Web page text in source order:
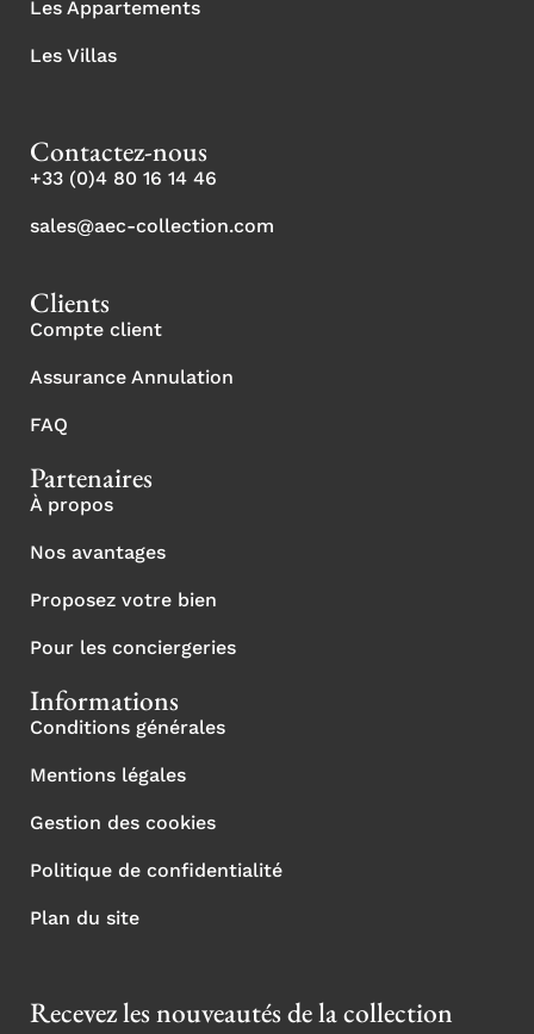
Les Appartements
Les Villas
Contactez-nous
+33 (0)4 80 16 14 46
sales@aec-collection.com
Clients
Compte client
Assurance Annulation
FAQ
Partenaires
À propos
Nos avantages
Proposez votre bien
Pour les conciergeries
Informations
Conditions générales
Mentions légales
Gestion des cookies
Politique de confidentialité
Plan du site
Recevez les nouveautés de la collection